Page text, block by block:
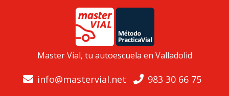
Master Vial, tu autoescuela en Valladolid
info@mastervial.net 983 30 66 75